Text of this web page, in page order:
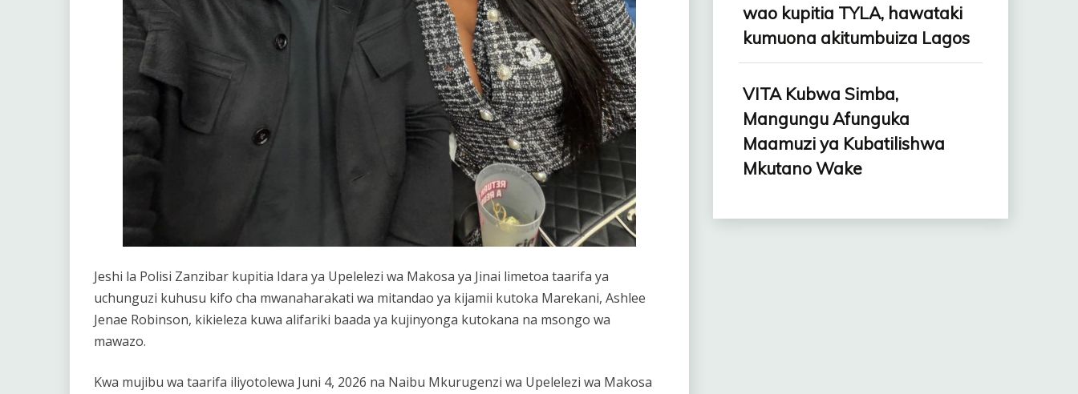
Jeshi la Polisi Zanzibar kupitia Idara ya Upelelezi wa Makosa ya Jinai limetoa taarifa ya
uchunguzi kuhusu kifo cha mwanaharakati wa mitandao ya kijamii kutoka Marekani, Ashlee
Jenae Robinson, kikieleza kuwa alifariki baada ya kujinyonga kutokana na msongo wa
mawazo.
Kwa mujibu wa taarifa iliyotolewa Juni 4, 2026 na Naibu Mkurugenzi wa Upelelezi wa Makosa
wao kupitia TYLA, hawataki
kumuona akitumbuiza Lagos
VITA Kubwa Simba,
Mangungu Afunguka
Maamuzi ya Kubatilishwa
Mkutano Wake